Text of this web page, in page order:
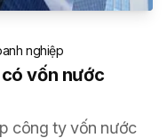
nghiệp
vốn nước
công ty vốn nước